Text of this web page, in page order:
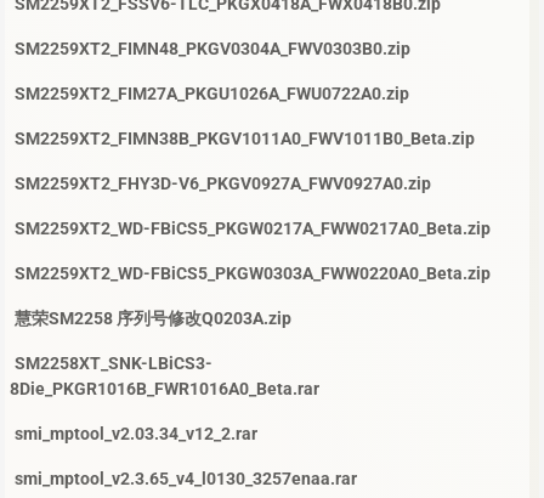
SM2259XT2_FIMN48_PKGV0304A_FWV0303B0.zip
SM2259XT2_FIM27A_PKGU1026A_FWU0722A0.zip
SM2259XT2_FIMN38B_PKGV1011A0_FWV1011B0_Beta.zip
SM2259XT2_FHY3D-V6_PKGV0927A_FWV0927A0.zip
SM2259XT2_WD-FBiCS5_PKGW0217A_FWW0217A0_Beta.zip
SM2259XT2_WD-FBiCS5_PKGW0303A_FWW0220A0_Beta.zip
慧荣SM2258 序列号修改Q0203A.zip
SM2258XT_SNK-LBiCS3-
8Die_PKGR1016B_FWR1016A0_Beta.rar
smi_mptool_v2.03.34_v12_2.rar
smi_mptool_v2.3.65_v4_l0130_3257enaa.rar